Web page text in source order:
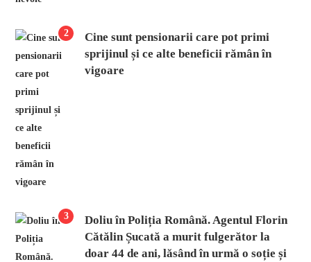
2
Cine sunt pensionarii care pot primi
sprijinul și ce alte beneficii rămân în
vigoare
3
Doliu în Poliția Română. Agentul Florin
Cătălin Șucată a murit fulgerător la
doar 44 de ani, lăsând în urmă o soție și